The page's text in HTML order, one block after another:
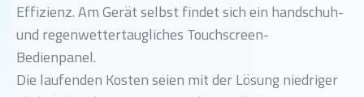
Effizienz. Am Gerät selbst findet sich ein handschuh-
und regenwettertaugliches Touchscreen-
Bedienpanel.
Die laufenden Kosten seien mit der Lösung niedriger